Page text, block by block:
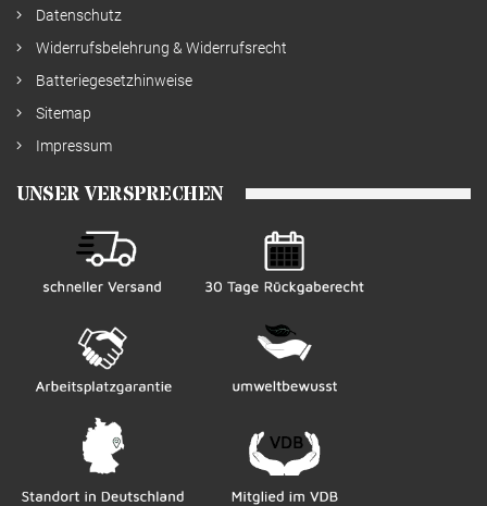
Datenschutz
Widerrufsbelehrung & Widerrufsrecht
Batteriegesetzhinweise
Sitemap
Impressum
UNSER VERSPRECHEN